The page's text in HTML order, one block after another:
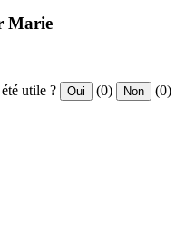
Marie
utile ? Oui (0) Non (0)